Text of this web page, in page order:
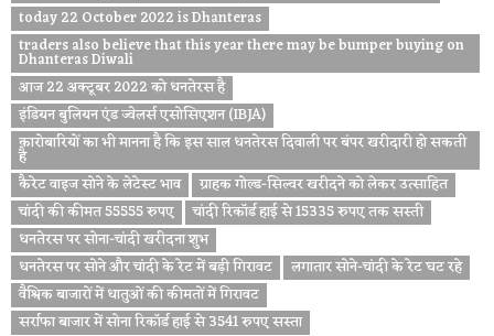
today 22 October 2022 is Dhanteras
traders also believe that this year there may be bumper buying on
Dhanteras Diwali
आज 22 अक्टूबर 2022 को धनतेरस है
इंडियन बुलियन एंड ज्वेलर्स एसोसिएशन (IBJA)
कारोबारियों का भी मानना है कि इस साल धनतेरस दिवाली पर बंपर खरीदारी हो सकती
है
कैरेट वाइज सोने के लेटेस्ट भाव
ग्राहक गोल्ड-सिल्वर खरीदने को लेकर उत्साहित
चांदी की कीमत 55555 रुपए
चांदी रिकॉर्ड हाई से 15335 रुपए तक सस्ती
धनतेरस पर सोना-चांदी खरीदना शुभ
धनतेरस पर सोने और चांदी के रेट में बड़ी गिरावट
लगातार सोने-चांदी के रेट घट रहे
वैश्विक बाजारों में धातुओं की कीमतों में गिरावट
सर्राफा बाजार में सोना रिकॉर्ड हाई से 3541 रुपए सस्ता